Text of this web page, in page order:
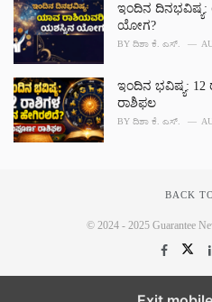
ಇಂದಿನ
ಯೋಗ?
BY ದಿಶಾ ಕೆ. ಎಸ್.
ಇಂದಿನ ಭವಿಷ್ಯ: 12
ರಾಶಿಫಲ
BY ದಿಶಾ ಕೆ. ಎಸ್.
BACK
© 2024 - 2025 Guarantee